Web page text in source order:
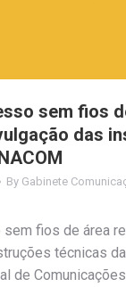
sem fios
das
By Gabinete
fios de área
técnicas
de